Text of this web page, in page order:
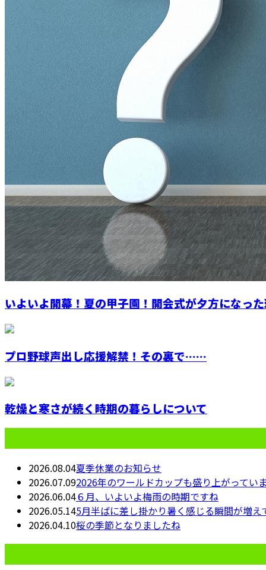
いよいよ開幕！夏の甲子園！開会式が夕方になっ
プロ野球声出し応援解禁！その裏で……
乾燥と寒さが続く時期の暮らしについて
2026.08.04夏季休業のお知らせ
2026.07.092026年のワールドカップも盛り上がってい
2026.06.04６月、いよいよ梅雨の時期ですね
2026.05.145月半ばに差し掛かり暑く感じる瞬間が増え
2026.04.10桜の季節となりましたね